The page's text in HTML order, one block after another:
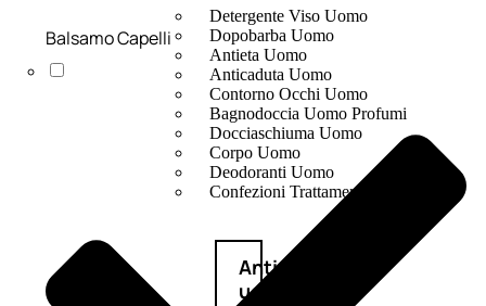
Detergente Viso Uomo
Dopobarba Uomo
Antieta Uomo
Anticaduta Uomo
Contorno Occhi Uomo
Bagnodoccia Uomo Profumi
Docciaschiuma Uomo
Corpo Uomo
Deodoranti Uomo
Confezioni Trattamenti Uomo
Antietà
uomo
Balsamo Capelli